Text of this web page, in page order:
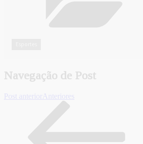
Navegação de Post
Post anterior Anteriores